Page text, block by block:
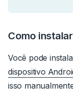
Como
Você pode
dispositivo
isso